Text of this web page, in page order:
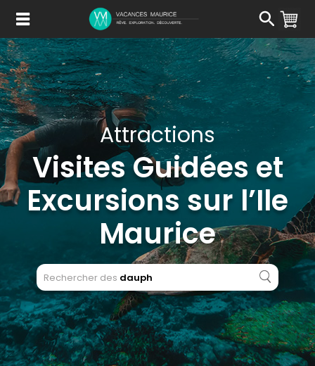
Contenu
Attractions
Visites Guidées et
Excursions sur l’Ile
Maurice
Rechercher des